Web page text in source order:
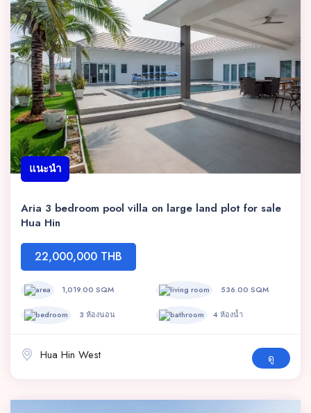
แนะนำ
Aria 3 bedroom pool villa on large land plot for sale
Hua Hin
22,000,000 THB
1,019.00 SQM 536.00 SQM
3 ห้องนอน 4 ห้องน้ำ
Hua Hin West ดู